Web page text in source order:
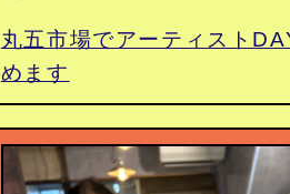
丸五市場でアーティスト
めます